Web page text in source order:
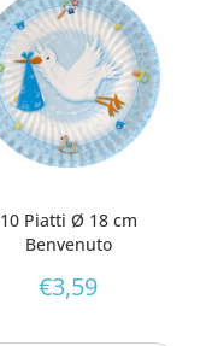
10 Piatti Ø 18 cm
Benvenuto
€3,59